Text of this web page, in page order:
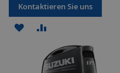
Kontaktieren Sie uns
ZUR
WUNSCHLISTE
HINZUFÜGEN
VERGLEICHSLISTE
HINZUFÜGEN